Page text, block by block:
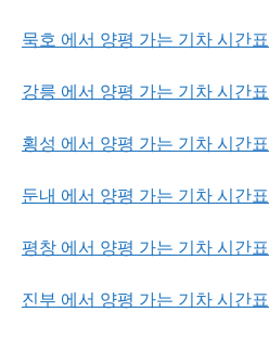
묵호 에서 양평 가는 기차 시간표
강릉 에서 양평 가는 기차 시간표
횡성 에서 양평 가는 기차 시간표
둔내 에서 양평 가는 기차 시간표
평창 에서 양평 가는 기차 시간표
진부 에서 양평 가는 기차 시간표